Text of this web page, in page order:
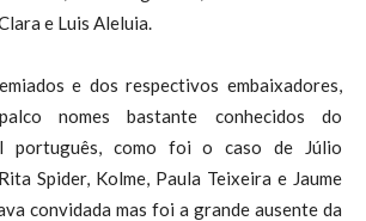
e Luis Aleluia.
e dos respectivos embaixadores,
nomes bastante conhecidos do
português, como foi o caso de Júlio
Spider, Kolme, Paula Teixeira e Jaume
convidada mas foi a grande ausente da